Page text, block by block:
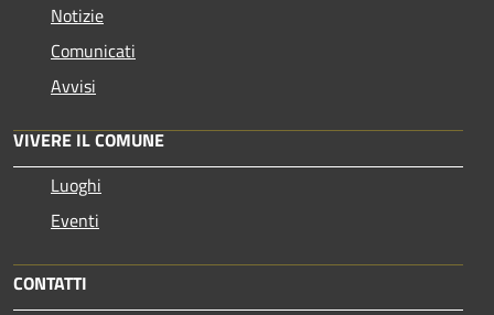
Notizie
Comunicati
Avvisi
VIVERE IL COMUNE
Luoghi
Eventi
CONTATTI